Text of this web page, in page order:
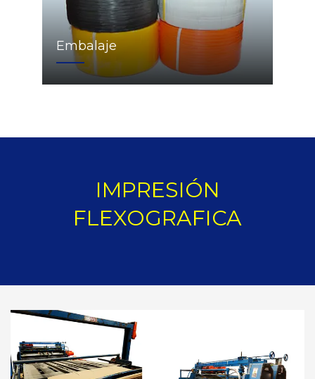
Embalaje
IMPRESIÓN
FLEXOGRAFICA